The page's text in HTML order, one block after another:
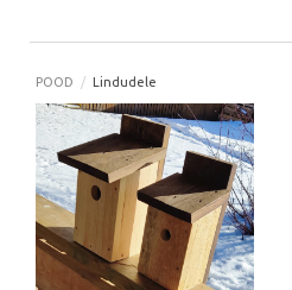
POOD / Lindudele